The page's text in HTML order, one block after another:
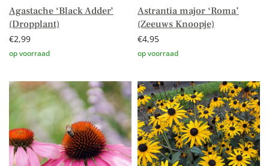
Agastache ‘Black Adder’
(Dropplant)
€2,99
Astrantia major ‘Roma’
(Zeeuws Knoopje)
€4,95